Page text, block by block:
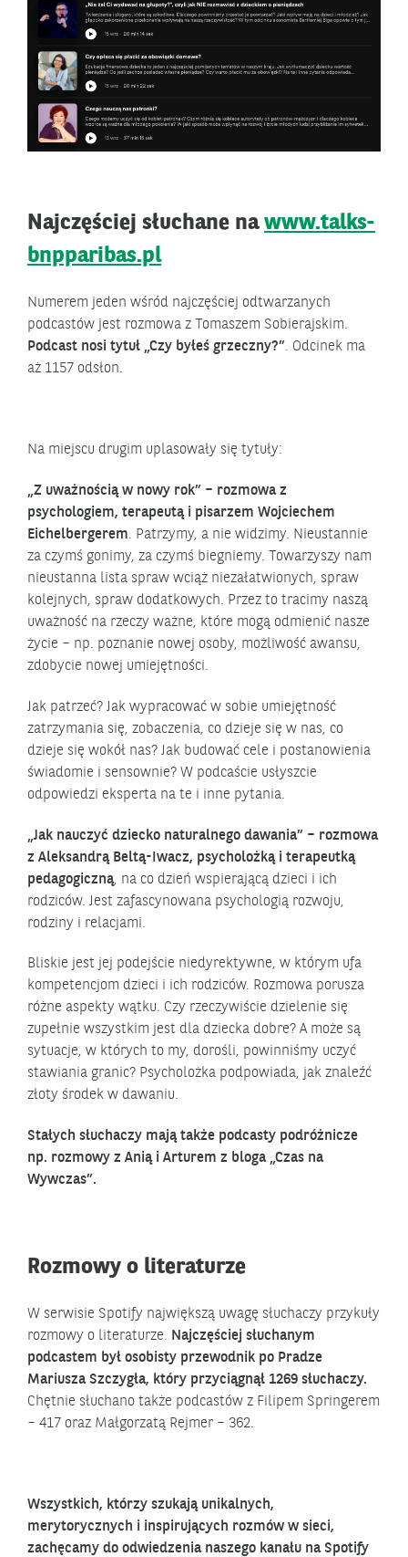
Najczęściej słuchane na www.talks-
bnpparibas.pl
Numerem jeden wśród najczęściej odtwarzanych
podcastów jest rozmowa z Tomaszem Sobierajskim.
Podcast nosi tytuł „Czy byłeś grzeczny?”. Odcinek ma
aż 1157 odsłon.
Na miejscu drugim uplasowały się tytuły:
„Z uważnością w nowy rok” – rozmowa z
psychologiem, terapeutą i pisarzem Wojciechem
Eichelbergerem. Patrzymy, a nie widzimy. Nieustannie
za czymś gonimy, za czymś biegniemy. Towarzyszy nam
nieustanna lista spraw wciąż niezałatwionych, spraw
kolejnych, spraw dodatkowych. Przez to tracimy naszą
uważność na rzeczy ważne, które mogą odmienić nasze
życie – np. poznanie nowej osoby, możliwość awansu,
zdobycie nowej umiejętności.
Jak patrzeć? Jak wypracować w sobie umiejętność
zatrzymania się, zobaczenia, co dzieje się w nas, co
dzieje się wokół nas? Jak budować cele i postanowienia
świadomie i sensownie? W podcaście usłyszcie
odpowiedzi eksperta na te i inne pytania.
„Jak nauczyć dziecko naturalnego dawania” – rozmowa
z Aleksandrą Beltą-Iwacz, psycholożką i terapeutką
pedagogiczną, na co dzień wspierającą dzieci i ich
rodziców. Jest zafascynowana psychologią rozwoju,
rodziny i relacjami.
Bliskie jest jej podejście niedyrektywne, w którym ufa
kompetencjom dzieci i ich rodziców. Rozmowa porusza
różne aspekty wątku. Czy rzeczywiście dzielenie się
zupełnie wszystkim jest dla dziecka dobre? A może są
sytuacje, w których to my, dorośli, powinniśmy uczyć
stawiania granic? Psycholożka podpowiada, jak znaleźć
złoty środek w dawaniu.
Stałych słuchaczy mają także podcasty podróżnicze
np. rozmowy z Anią i Arturem z bloga „Czas na
Wywczas”.
Rozmowy o literaturze
W serwisie Spotify największą uwagę słuchaczy przykuły
rozmowy o literaturze. Najczęściej słuchanym
podcastem był osobisty przewodnik po Pradze
Mariusza Szczygła, który przyciągnął 1269 słuchaczy.
Chętnie słuchano także podcastów z Filipem Springerem
– 417 oraz Małgorzatą Rejmer – 362.
Wszystkich, którzy szukają unikalnych,
merytorycznych i inspirujących rozmów w sieci,
zachęcamy do odwiedzenia naszego kanału na Spotify